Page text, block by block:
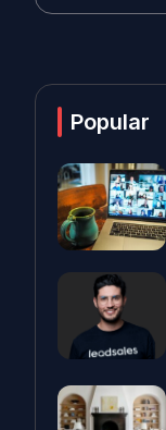
Popular